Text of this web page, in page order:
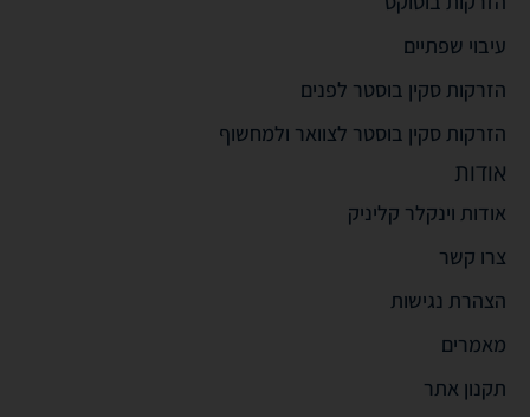
עיבוי שפתיים
הזרקות סקין בוסטר לפנים
הזרקות סקין בוסטר לצוואר ולמחשוף
אודות
אודות וינקלר קליניק
צרו קשר
הצהרת נגישות
מאמרים
תקנון אתר